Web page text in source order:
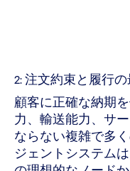
2: 注文約束と履行
顧客に正確な納期
力、輸送能力、サ
ならない複雑で多
ジェントシステム